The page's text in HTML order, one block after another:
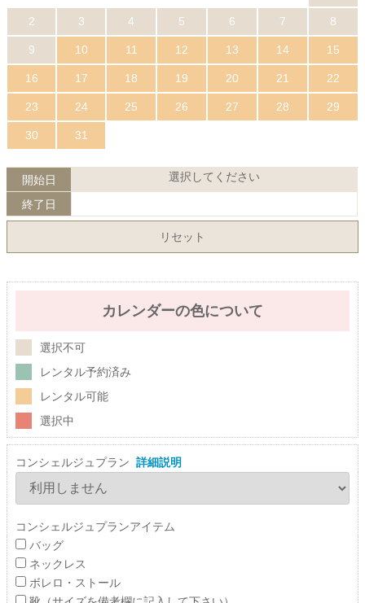
2 3 4 5 6 7 8
9 10 11 12 13 14 15
16 17 18 19 20 21 22
23 24 25 26 27 28 29
30 31
開始日 選択してください
終了日
リセット
カレンダーの色について
選択不可
レンタル予約済み
レンタル可能
選択中
コンシェルジュプラン 詳細説明
コンシェルジュプランアイテム
バッグ
ネックレス
ボレロ・ストール